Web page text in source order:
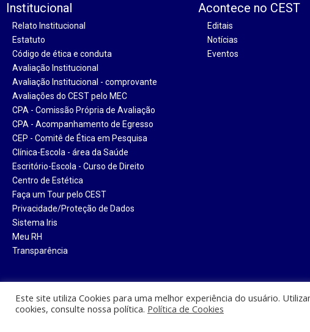
Institucional
Relato Institucional
Estatuto
Código de ética e conduta
Avaliação Institucional
Avaliação Institucional - comprovante
Avaliações do CEST pelo MEC
CPA - Comissão Própria de Avaliação
CPA - Acompanhamento de Egresso
CEP - Comitê de Ética em Pesquisa
Clínica-Escola - área da Saúde
Escritório-Escola - Curso de Direito
Centro de Estética
Faça um Tour pelo CEST
Privacidade/Proteção de Dados
Sistema Iris
Meu RH
Transparência
Acontece no CEST
Editais
Notícias
Eventos
Este site utiliza Cookies para uma melhor experiência do usuário.
cookies, consulte nossa política. Política de Cookies